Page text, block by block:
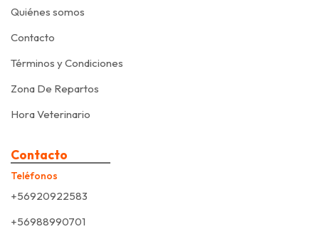
Quiénes somos
Contacto
Términos y Condiciones
Zona De Repartos
Hora Veterinario
Contacto
Teléfonos
+56920922583
+56988990701